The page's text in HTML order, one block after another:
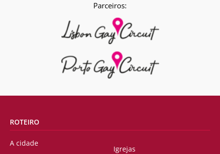
Parceiros:
ROTEIRO
A cidade
Igrejas